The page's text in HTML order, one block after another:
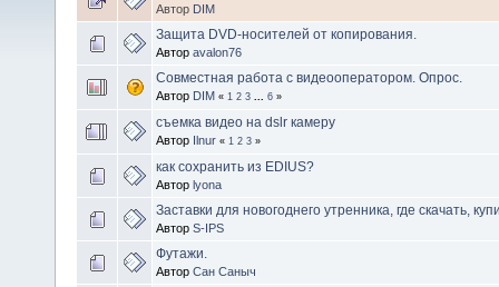
Автор DIM
Защита DVD-носителей от копирования.
Автор avalon76
Совместная работа с видеооператором. Опрос.
Автор DIM « 1 2 3 6 »
съемка видео на dslr камеру
Автор Ilnur « 1 2 3 »
как сохранить из EDIUS?
Автор lyona
Заставки для новогоднего утренника, где скачать,
Автор S-IPS
Футажи.
Автор Сан Саныч